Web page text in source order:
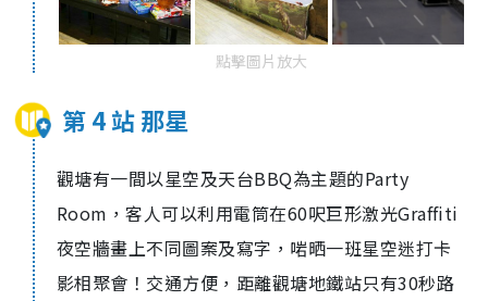
點擊圖片放大
第 4 站 那星
觀塘有一間以星空及天台BBQ為主題的Party
Room，客人可以利用電筒在60呎巨形激光Graffiti
夜空牆畫上不同圖案及寫字，啱晒一班星空迷打卡
影相聚會！交通方便，距離觀塘地鐵站只有30秒路